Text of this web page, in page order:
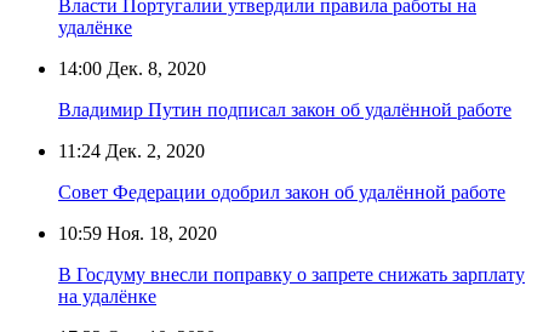
Власти Португалии утвердили правила работы на
удалёнке
14:00 Дек. 8, 2020
Владимир Путин подписал закон об удалённой работе
11:24 Дек. 2, 2020
Совет Федерации одобрил закон об удалённой работе
10:59 Ноя. 18, 2020
В Госдуму внесли поправку о запрете снижать зарплату
на удалёнке